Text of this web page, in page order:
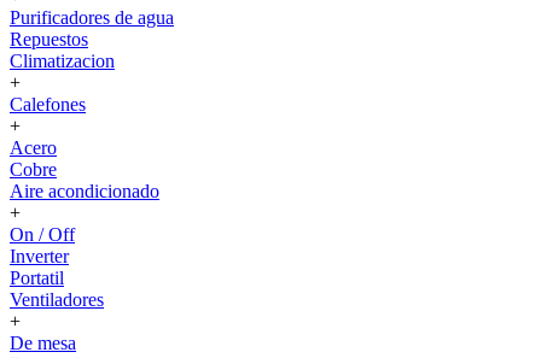
Purificadores de agua
Repuestos
Climatizacion
+
Calefones
+
Acero
Cobre
Aire acondicionado
+
On / Off
Inverter
Portatil
Ventiladores
+
De mesa